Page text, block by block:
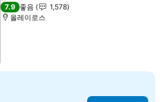
1 성급
7.9 좋음
1,578
올레이로스